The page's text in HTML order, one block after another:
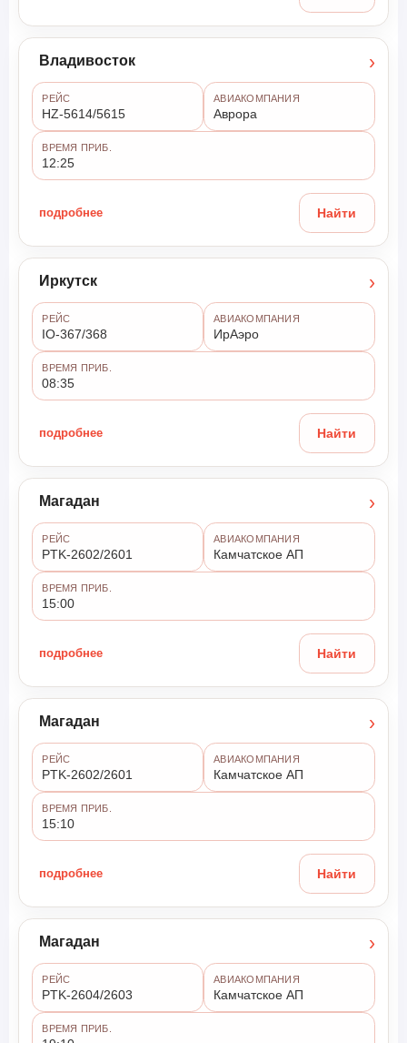
Владивосток ›
РЕЙС
HZ-5614/5615
АВИАКОМПАНИЯ
Аврора
ВРЕМЯ ПРИБ.
12:25
подробнее Найти
Иркутск ›
РЕЙС
IO-367/368
АВИАКОМПАНИЯ
ИрАэро
ВРЕМЯ ПРИБ.
08:35
подробнее Найти
Магадан ›
РЕЙС
PTK-2602/2601
АВИАКОМПАНИЯ
Камчатское АП
ВРЕМЯ ПРИБ.
15:00
подробнее Найти
Магадан ›
РЕЙС
PTK-2602/2601
АВИАКОМПАНИЯ
Камчатское АП
ВРЕМЯ ПРИБ.
15:10
подробнее Найти
Магадан ›
РЕЙС
PTK-2604/2603
АВИАКОМПАНИЯ
Камчатское АП
ВРЕМЯ ПРИБ.